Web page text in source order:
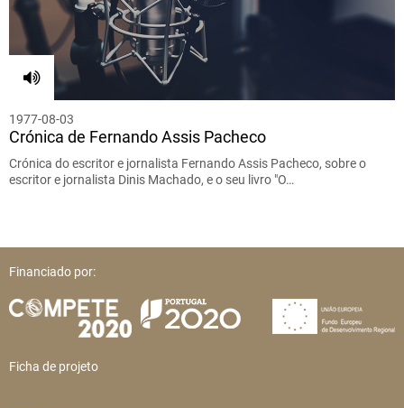
1977-08-03
Crónica de Fernando Assis Pacheco
Crónica do escritor e jornalista Fernando Assis Pacheco, sobre o
escritor e jornalista Dinis Machado, e o seu livro "O…
Financiado por:
Ficha de projeto